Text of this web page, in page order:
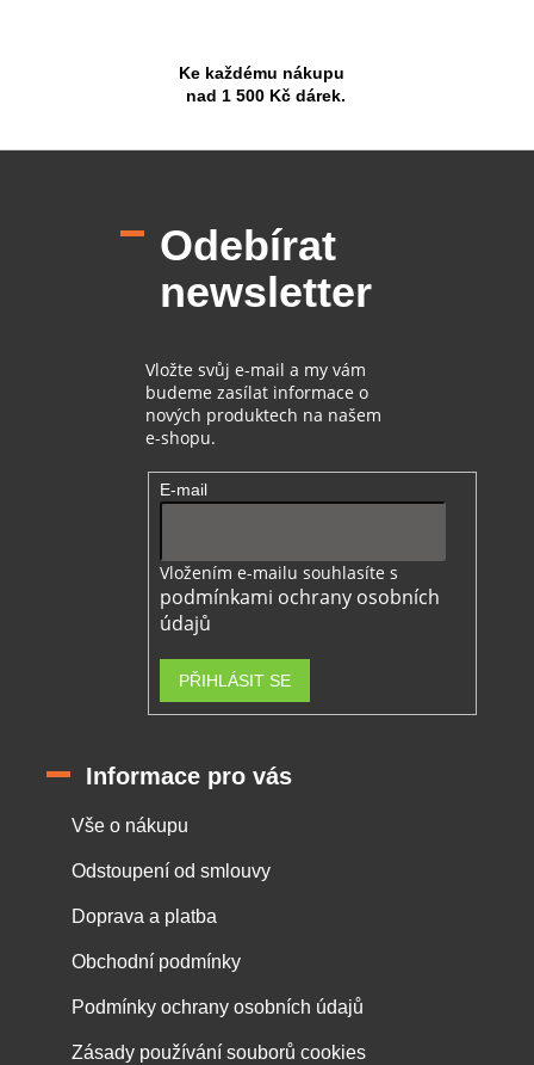
Ke každému nákupu
nad 1 500 Kč dárek.
Odebírat
newsletter
Vložte svůj e-mail a my vám
budeme zasílat informace o
nových produktech na našem
e-shopu.
E-mail
Vložením e-mailu souhlasíte s
podmínkami ochrany osobních
údajů
PŘIHLÁSIT SE
Informace pro vás
Vše o nákupu
Odstoupení od smlouvy
Doprava a platba
Obchodní podmínky
Podmínky ochrany osobních údajů
Zásady používání souborů cookies